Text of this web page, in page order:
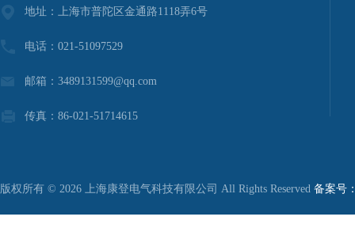
地址：上海市普陀区金通路1118弄6号
电话：021-51097529
邮箱：3489131599@qq.com
传真：86-021-51714615
版权所有 © 2026 上海康登电气科技有限公司 All Rights Reserved 备案号